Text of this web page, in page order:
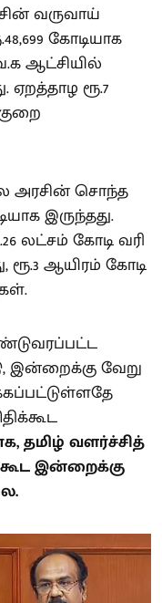
வருவாய்
கோடியாக
ஆட்சியில்
ஏறத்தாழ ரூ.7
அரசின் சொந்த
இருந்தது.
லட்சம் கோடி வரி
ஆயிரம் கோடி
இன்றைக்கு வேறு
தமிழ் வளர்ச்சித்
இன்றைக்கு